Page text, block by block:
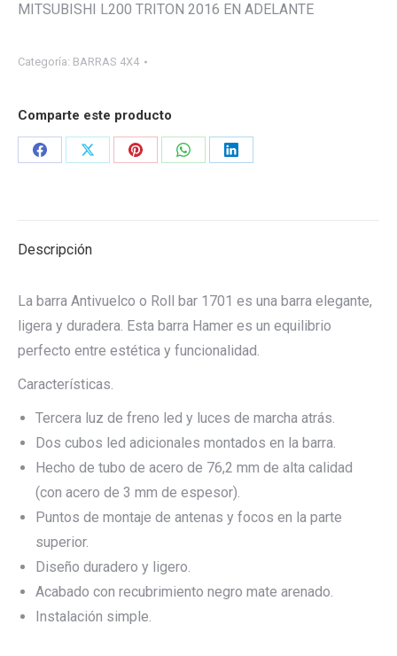
MITSUBISHI L200 TRITON 2016 EN ADELANTE
Categoría: BARRAS 4X4
Comparte este producto
Share
Share
Share
Share
Share
Descripción
La barra Antivuelco o Roll bar 1701 es una barra elegante,
ligera y duradera. Esta barra Hamer es un equilibrio
perfecto entre estética y funcionalidad.
Características.
Tercera luz de freno led y luces de marcha atrás.
Dos cubos led adicionales montados en la barra.
Hecho de tubo de acero de 76,2 mm de alta calidad
(con acero de 3 mm de espesor).
Puntos de montaje de antenas y focos en la parte
superior.
Diseño duradero y ligero.
Acabado con recubrimiento negro mate arenado.
Instalación simple.